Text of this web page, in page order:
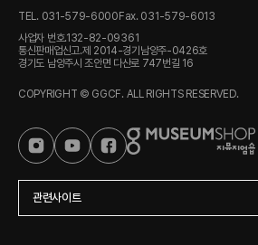
TEL. 031-579-6000Fax. 031-579-6013
사업자 번호.132-82-09361
통신판매업신고.제 2014-경기남양주-0426호
경기도 남양주시 조안면 다산로 747번길 16
COPYRIGHT © GGCF. ALL RIGHTS RESERVED.
관련사이트